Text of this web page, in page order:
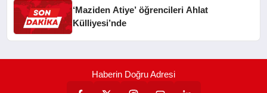
‘Maziden Atiye’ öğrencileri Ahlat
Külliyesi’nde
Haberin Doğru Adresi